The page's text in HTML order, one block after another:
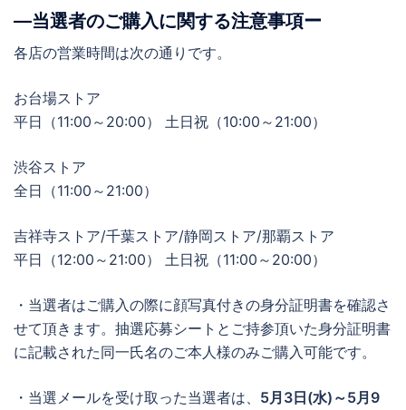
―当選者のご購入に関する注意事項ー
各店の営業時間は次の通りです。
お台場ストア
平日（11:00～20:00） 土日祝（10:00～21:00）
渋谷ストア
全日（11:00～21:00）
吉祥寺ストア/千葉ストア/静岡ストア/那覇ストア
平日（12:00～21:00） 土日祝（11:00～20:00）
・当選者はご購入の際に顔写真付きの身分証明書を確認さ
せて頂きます。抽選応募シートとご持参頂いた身分証明書
に記載された同一氏名のご本人様のみご購入可能です。
・当選メールを受け取った当選者は、 5月3日(水)～5月9